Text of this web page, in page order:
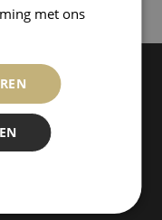
met ons